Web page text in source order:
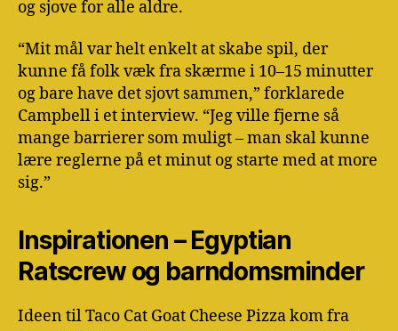
og sjove for alle aldre.
“Mit mål var helt enkelt at skabe spil, der
kunne få folk væk fra skærme i 10–15 minutter
og bare have det sjovt sammen,” forklarede
Campbell i et interview. “Jeg ville fjerne så
mange barrierer som muligt – man skal kunne
lære reglerne på et minut og starte med at more
sig.”
Inspirationen – Egyptian
Ratscrew og barndomsminder
Ideen til Taco Cat Goat Cheese Pizza kom fra